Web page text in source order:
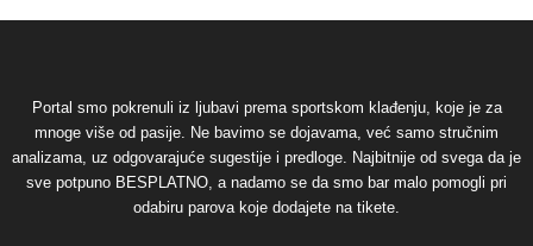
Portal smo pokrenuli iz ljubavi prema sportskom klađenju, koje je za
mnoge više od pasije. Ne bavimo se dojavama, već samo stručnim
analizama, uz odgovarajuće sugestije i predloge. Najbitnije od svega da je
sve potpuno BESPLATNO, a nadamo se da smo bar malo pomogli pri
odabiru parova koje dodajete na tikete.